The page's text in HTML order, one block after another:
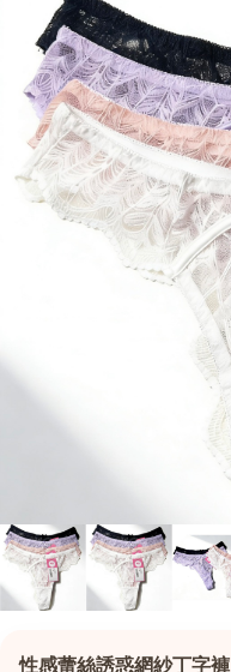
性感蕾絲誘惑網紗丁字褲